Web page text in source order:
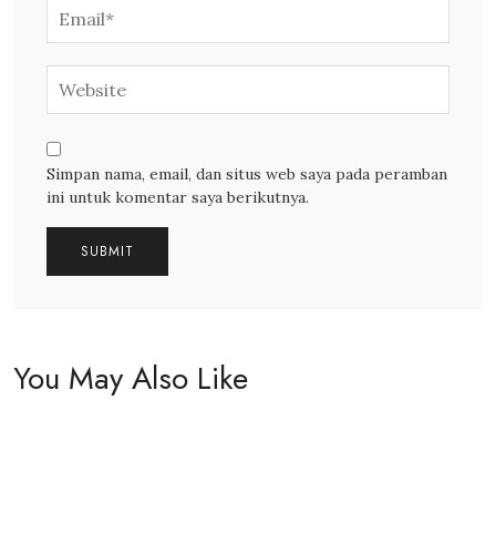
Simpan nama, email, dan situs web saya pada peramban
ini untuk komentar saya berikutnya.
You May Also Like